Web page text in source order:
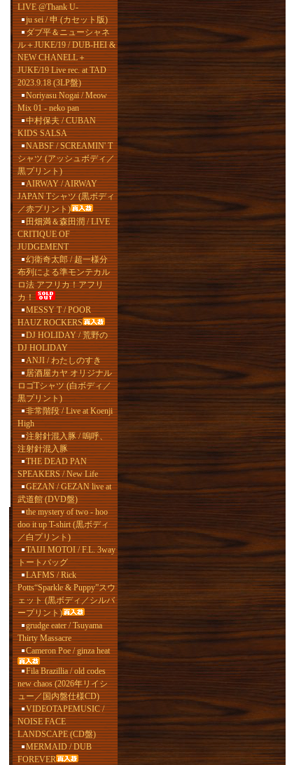
LIVE @Thank U-
ju sei / 申 (カセット版)
ダブ平＆ニューシャネ
ル＋JUKE/19 / DUB-HEI &
NEW CHANELL＋
JUKE/19 Live rec. at TAD
2023.9.18 (3LP盤)
Noriyasu Nogai / Meow
Mix 01 - neko pan
中村保夫 / CUBAN
KIDS SALSA
NABSF / SCREAMIN' T
シャツ (アッシュボディ／
黒プリント)
AIRWAY / AIRWAY
JAPAN Tシャツ (黒ボディ
／赤プリント)
田畑満＆森田潤 / LIVE
CRITIQUE OF
JUDGEMENT
幻衛奇太郎 / 超一様分
布列による準モンテカル
ロ法 アフリカ！アフリ
カ！
MESSY T / POOR
HAUZ ROCKERS
DJ HOLIDAY / 荒野の
DJ HOLIDAY
ANJI / わたしのすき
居酒屋カヤ オリジナル
ロゴTシャツ (白ボディ／
黒プリント)
非常階段 / Live at Koenji
High
注射針混入豚 / 嗚呼、
注射針混入豚
THE DEAD PAN
SPEAKERS / New Life
GEZAN / GEZAN live at
武道館 (DVD盤)
the mystery of two - hoo
doo it up T-shirt (黒ボディ
／白プリント)
TAIJI MOTOI / F.L. 3way
トートバッグ
LAFMS / Rick
Potts“Sparkle & Puppy”スウ
ェット (黒ボディ／シルバ
ープリント)
grudge eater / Tsuyama
Thirty Massacre
Cameron Poe / ginza heat
Fila Brazillia / old codes
new chaos (2026年リイシ
ュー／国内盤仕様CD)
VIDEOTAPEMUSIC /
NOISE FACE
LANDSCAPE (CD盤)
MERMAID / DUB
FOREVER